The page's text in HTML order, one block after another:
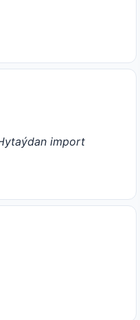
import